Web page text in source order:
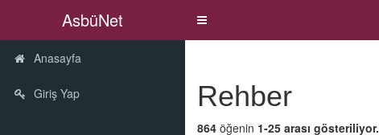
AsbüNet
Aç
Anasayfa
Giriş Yap Rehber
864 öğenin 1-25 arası gösteriliyor.